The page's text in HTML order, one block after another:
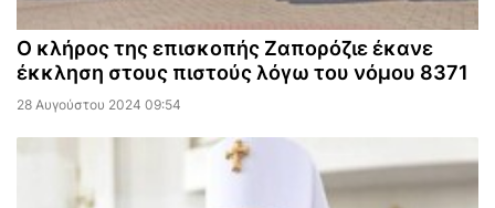
Ο κλήρος της επισκοπής Ζαπορόζιε έκανε
έκκληση στους πιστούς λόγω του νόμου 8371
28 Αυγούστου 2024 09:54